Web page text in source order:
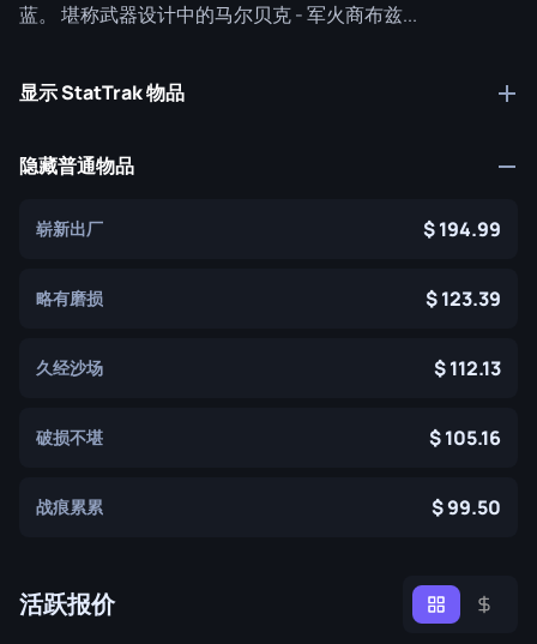
蓝。 堪称武器设计中的马尔贝克 - 军火商布兹...
显示 StatTrak 物品
隐藏普通物品
崭新出厂 194.99
略有磨损 123.39
久经沙场 112.13
破损不堪 105.16
战痕累累 99.50
活跃报价